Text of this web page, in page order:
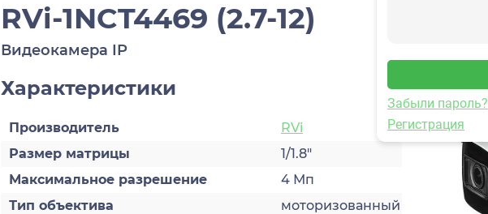
Забыли пароль?
Регистрация
RVi-1NCT4469 (2.7-12)
Видеокамера IP
Характеристики
Производитель
RVi
Размер матрицы
1/1.8"
Максимальное разрешение
4 Мп
Тип объектива
моторизованный